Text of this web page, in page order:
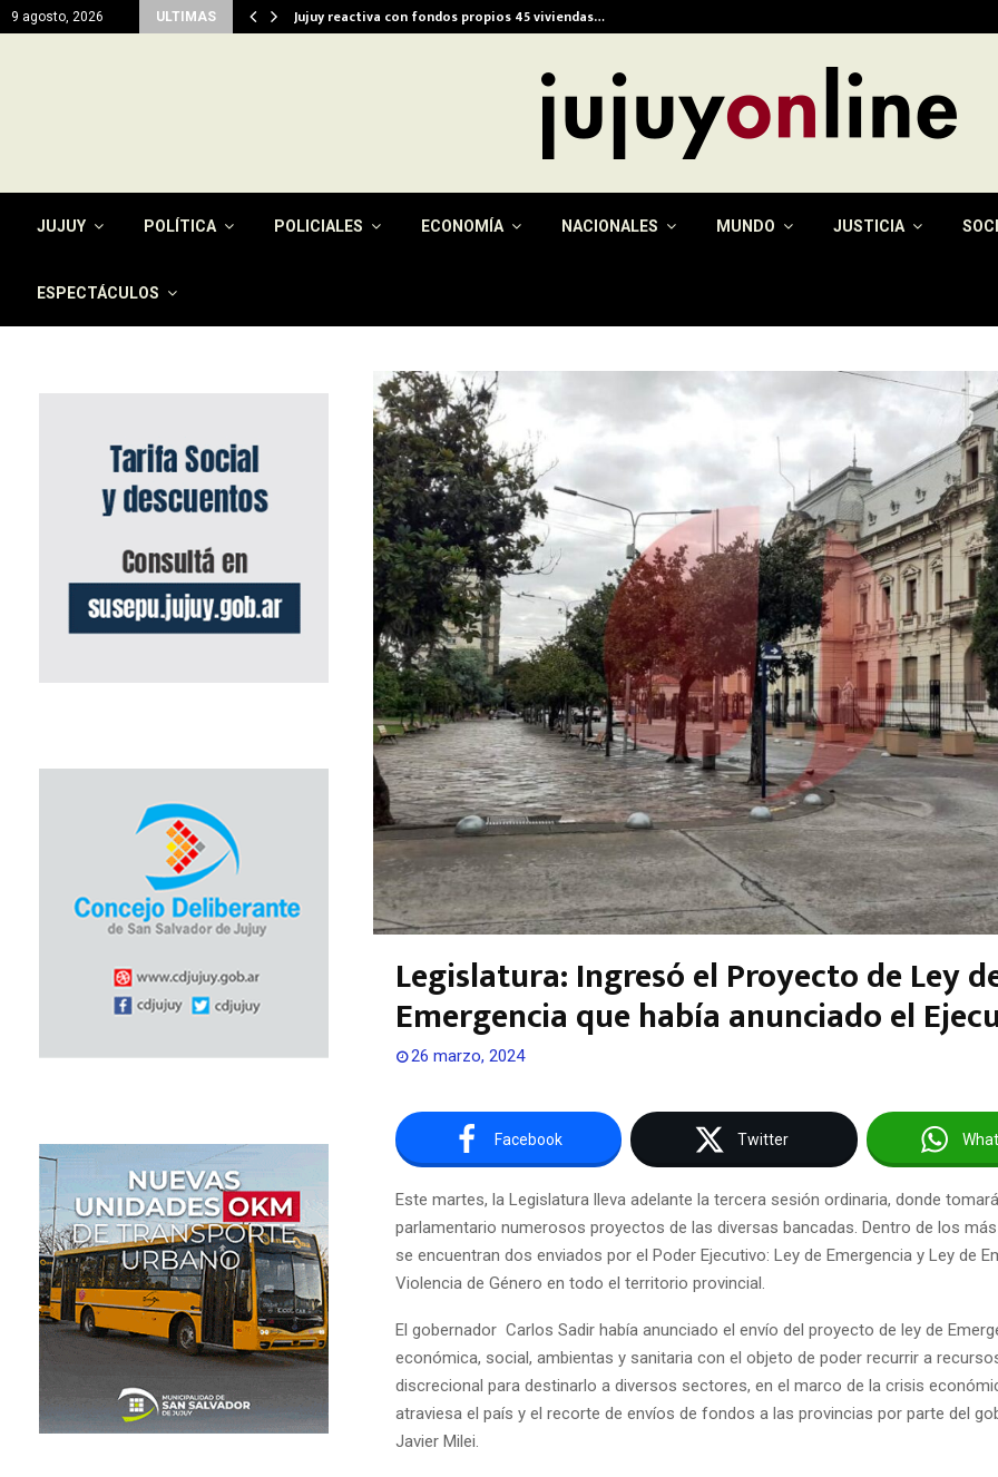
9 agosto, 2026 ULTIMAS Jujuy reactiva con fondos propios 45 viviendas…
JUJUY POLÍTICA POLICIALES ECONOMÍA NACIONALES MUNDO JUSTICIA
ESPECTÁCULOS
Legislatura: Ingresó el Proyecto de Ley
Emergencia que había anunciado el
26 marzo, 2024
Facebook Twitter
Este martes, la Legislatura lleva adelante la tercera sesión ordinaria, donde
parlamentario numerosos proyectos de las diversas bancadas. Dentro de los
se encuentran dos enviados por el Poder Ejecutivo: Ley de Emergencia y Ley de
Violencia de Género en todo el territorio provincial.
El gobernador Carlos Sadir había anunciado el envío del proyecto de ley de
económica, social, ambientas y sanitaria con el objeto de poder recurrir a
discrecional para destinarlo a diversos sectores, en el marco de la crisis
atraviesa el país y el recorte de envíos de fondos a las provincias por parte del
Javier Milei.